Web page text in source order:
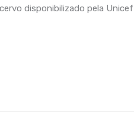
disponibilizado pela